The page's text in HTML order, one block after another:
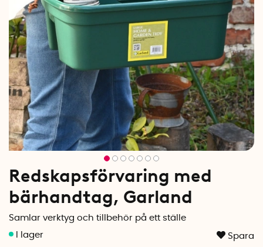
Redskapsförvaring med
bärhandtag, Garland
Samlar verktyg och tillbehör på ett ställe
Spara